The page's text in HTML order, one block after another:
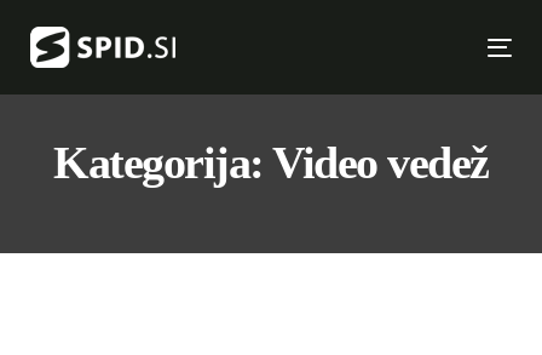
links
Kategorija: Video vedež